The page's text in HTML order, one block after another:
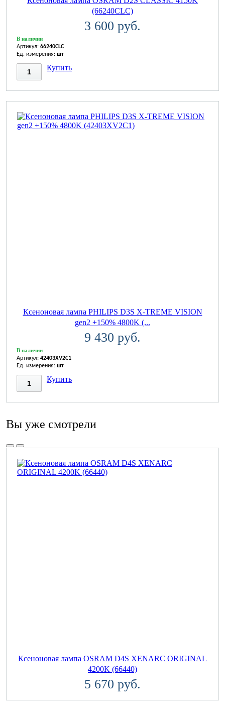
(66240CLC)
3 600 руб.
В наличии
Артикул: 66240CLC
Ед. измерения: шт
Купить
Ксеноновая лампа PHILIPS D3S X-TREME VISION
gen2 +150% 4800K (...
9 430 руб.
В наличии
Артикул: 42403XV2C1
Ед. измерения: шт
Купить
Вы уже смотрели
Ксеноновая лампа OSRAM D4S XENARC ORIGINAL
4200K (66440)
5 670 руб.